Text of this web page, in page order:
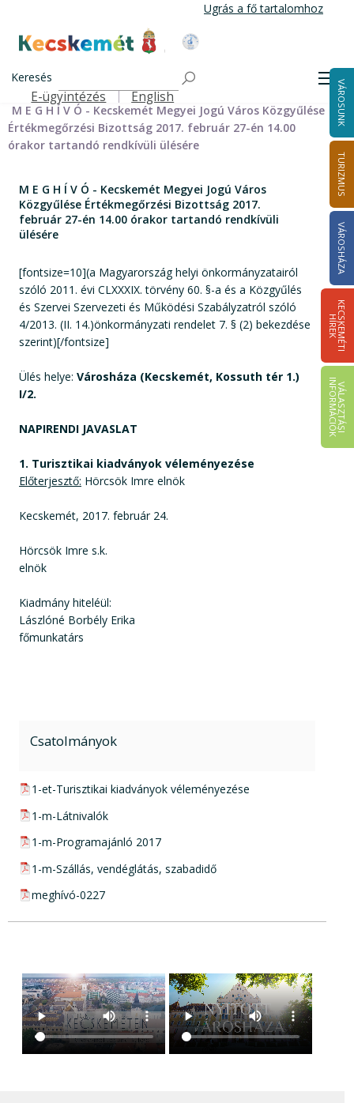
tartalomra
Ugrás a fő tartalomhoz
Kecskemét Város Honlapja
Keresés
Felső navigáció
E-ügyintézés English VÁROSUNK
TURIZMUS
VÁROSHÁZA
K
E
C
S
K
E
M
É
T
I
HÍ
R
E
K
V
Á
L
A
S
Z
T
Á
S
I
IN
F
O
R
M
Á
C
I
Ó
K
Önkormányzat
Bizottságok 2014-2024
Értékmegőrzési Bizottság 2014-2024
Értékmegőrzési Bizottság meghívói 2014-2019
M E G H Í V Ó - Kecskemét Megyei Jogú Város Közgyűlése
Értékmegőrzési Bizottság 2017. február 27-én 14.00
órakor tartandó rendkívüli ülésére
M E G H Í V Ó - Kecskemét Megyei Jogú Város
Közgyűlése Értékmegőrzési Bizottság 2017.
február 27-én 14.00 órakor tartandó rendkívüli
ülésére
[fontsize=10](a Magyarország helyi önkormányzatairól
szóló 2011. évi CLXXXIX. törvény 60. §-a és a Közgyűlés
és Szervei Szervezeti és Működési Szabályzatról szóló
4/2013. (II. 14.)önkormányzati rendelet 7. § (2) bekezdése
szerint)[/fontsize]
Ülés helye: Városháza (Kecskemét, Kossuth tér 1.)
I/2.
NAPIRENDI JAVASLAT
1. Turisztikai kiadványok véleményezése
Előterjesztő: Hörcsök Imre elnök
Kecskemét, 2017. február 24.
Hörcsök Imre s.k.
elnök
Kiadmány hiteléül:
Lászlóné Borbély Erika
főmunkatárs
Csatolmányok
pdf csatolmány:
1-et-Turisztikai kiadványok véleményezése
pdf csatolmány:
1-m-Látnivalók
pdf csatolmány:
1-m-Programajánló 2017
pdf csatolmány:
1-m-Szállás, vendéglátás, szabadidő
pdf csatolmány:
meghívó-0227